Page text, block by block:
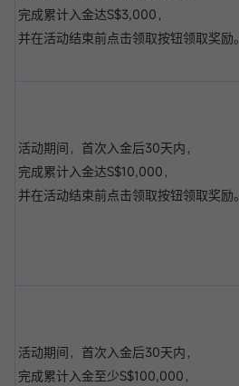
完成累计入金达S$3,000，
并在活动结束前点击领取按钮领取奖励。
活动期间，首次入金后30天内，
完成累计入金达S$10,000，
并在活动结束前点击领取按钮领取奖励。
活动期间，首次入金后30天内，
完成累计入金至少S$100,000，